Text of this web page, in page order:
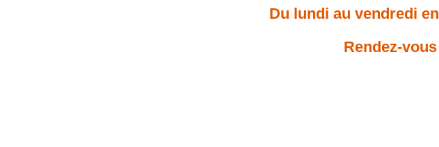
Du lundi au vendredi
Rendez-